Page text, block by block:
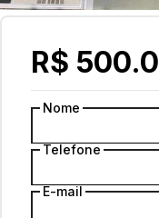
R$
Nome
Telefone
E-mail